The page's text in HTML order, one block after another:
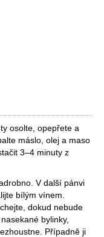
osolte, opepřete a
máslo, olej a maso
3–4 minuty z
V další pánvi
bílým vínem.
dokud nebude
bylinky,
Případně ji